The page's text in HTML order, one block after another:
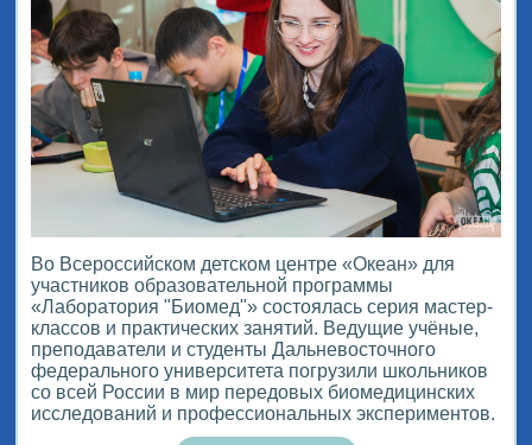
Во Всероссийском детском центре «Океан» для
участников образовательной программы
«Лаборатория "Биомед"» состоялась серия мастер-
классов и практических занятий. Ведущие учёные,
преподаватели и студенты Дальневосточного
федерального университета погрузили школьников
со всей России в мир передовых биомедицинских
исследований и профессиональных экспериментов.